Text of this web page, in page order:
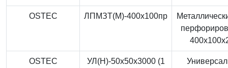
OSTEC ЛПМЗТ(М)-400x100пр
OSTEC
УЛ(Н)-50x50x3000 (1